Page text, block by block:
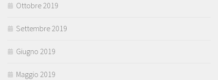
Ottobre 2019
Settembre 2019
Giugno 2019
Maggio 2019